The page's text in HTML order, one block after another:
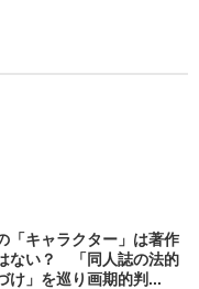
「キャラクター」は著作
ない？ 「同人誌の法的
け」を巡り画期的判...